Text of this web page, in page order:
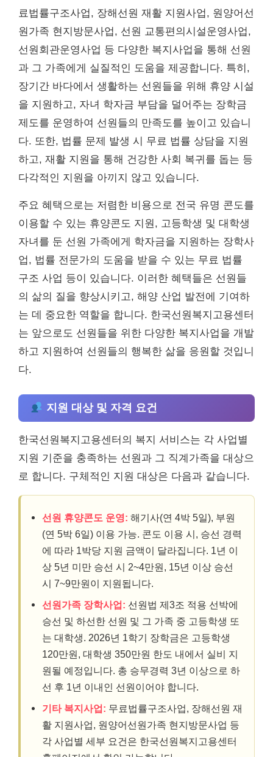
료법률구조사업, 장해선원 재활 지원사업, 원양어선
원가족 현지방문사업, 선원 교통편의시설운영사업,
선원회관운영사업 등 다양한 복지사업을 통해 선원
과 그 가족에게 실질적인 도움을 제공합니다. 특히,
장기간 바다에서 생활하는 선원들을 위해 휴양 시설
을 지원하고, 자녀 학자금 부담을 덜어주는 장학금
제도를 운영하여 선원들의 만족도를 높이고 있습니
다. 또한, 법률 문제 발생 시 무료 법률 상담을 지원
하고, 재활 지원을 통해 건강한 사회 복귀를 돕는 등
다각적인 지원을 아끼지 않고 있습니다.
주요 혜택으로는 저렴한 비용으로 전국 유명 콘도를
이용할 수 있는 휴양콘도 지원, 고등학생 및 대학생
자녀를 둔 선원 가족에게 학자금을 지원하는 장학사
업, 법률 전문가의 도움을 받을 수 있는 무료 법률
구조 사업 등이 있습니다. 이러한 혜택들은 선원들
의 삶의 질을 향상시키고, 해양 산업 발전에 기여하
는 데 중요한 역할을 합니다. 한국선원복지고용센터
는 앞으로도 선원들을 위한 다양한 복지사업을 개발
하고 지원하여 선원들의 행복한 삶을 응원할 것입니
다.
지원 대상 및 자격 요건
한국선원복지고용센터의 복지 서비스는 각 사업별
지원 기준을 충족하는 선원과 그 직계가족을 대상으
로 합니다. 구체적인 지원 대상은 다음과 같습니다.
선원 휴양콘도 운영: 해기사(연 4박 5일), 부원
(연 5박 6일) 이용 가능. 콘도 이용 시, 승선 경력
에 따라 1박당 지원 금액이 달라집니다. 1년 이
상 5년 미만 승선 시 2~4만원, 15년 이상 승선
시 7~9만원이 지원됩니다.
선원가족 장학사업: 선원법 제3조 적용 선박에
승선 및 하선한 선원 및 그 가족 중 고등학생 또
는 대학생. 2026년 1학기 장학금은 고등학생
120만원, 대학생 350만원 한도 내에서 실비 지
원될 예정입니다. 총 승무경력 3년 이상으로 하
선 후 1년 이내인 선원이어야 합니다.
기타 복지사업: 무료법률구조사업, 장해선원 재
활 지원사업, 원양어선원가족 현지방문사업 등
각 사업별 세부 요건은 한국선원복지고용센터